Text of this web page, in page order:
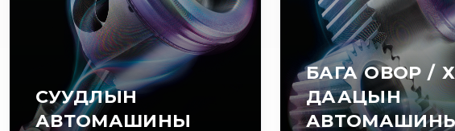
СУУДЛЫН
АВТОМАШИНЫ
БАГА ОВОР /
ДААЦЫН